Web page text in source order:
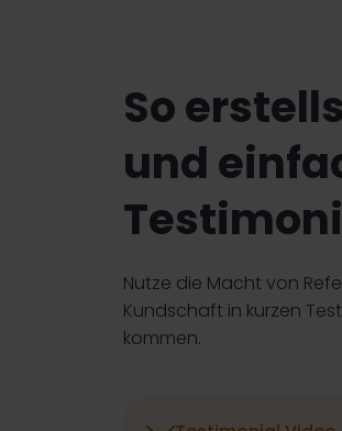
So
und
Nutze die Macht von
Kundschaft in kurzen
kommen.